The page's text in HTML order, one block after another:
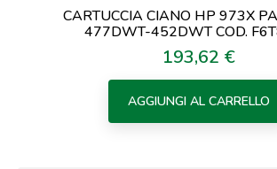
CARTUCCIA CIANO HP 973X
477DWT-452DWT COD.
Prezzo
193,62 €
AGGIUNGI AL CARRELLO